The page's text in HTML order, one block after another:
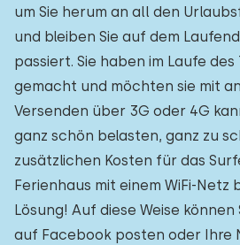
um Sie herum an all den
und bleiben Sie auf dem
passiert. Sie haben im Laufe
gemacht und möchten sie mit
Versenden über 3G oder 4G
ganz schön belasten, ganz zu
zusätzlichen Kosten für das
Ferienhaus mit einem WiFi-Netz
Lösung! Auf diese Weise
auf Facebook posten oder Ihre